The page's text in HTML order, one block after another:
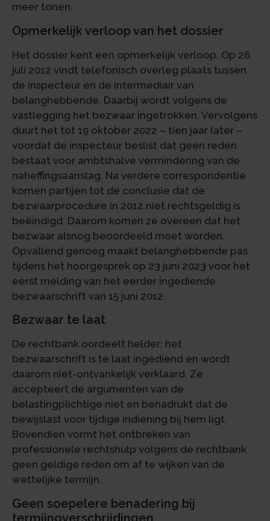
meer tonen.
Opmerkelijk verloop van het dossier
Het dossier kent een opmerkelijk verloop. Op 26
juli 2012 vindt telefonisch overleg plaats tussen
de inspecteur en de intermediair van
belanghebbende. Daarbij wordt volgens de
vastlegging het bezwaar ingetrokken. Vervolgens
duurt het tot 19 oktober 2022 – tien jaar later –
voordat de inspecteur beslist dat geen reden
bestaat voor ambtshalve vermindering van de
naheffingsaanslag. Na verdere correspondentie
komen partijen tot de conclusie dat de
bezwaarprocedure in 2012 niet rechtsgeldig is
beëindigd. Daarom komen ze overeen dat het
bezwaar alsnog beoordeeld moet worden.
Opvallend genoeg maakt belanghebbende pas
tijdens het hoorgesprek op 23 juni 2023 voor het
eerst melding van het eerder ingediende
bezwaarschrift van 15 juni 2012.
Bezwaar te laat
De rechtbank oordeelt helder: het
bezwaarschrift is te laat ingediend en wordt
daarom niet-ontvankelijk verklaard. Ze
accepteert de argumenten van de
belastingplichtige niet en benadrukt dat de
bewijslast voor tijdige indiening bij hem ligt.
Bovendien vormt het ontbreken van
professionele rechtshulp volgens de rechtbank
geen geldige reden om af te wijken van de
wettelijke termijn.
Geen soepelere benadering bij
termijnoverschrijdingen